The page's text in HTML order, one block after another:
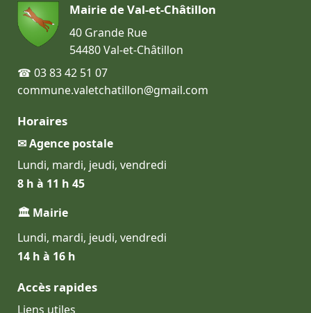
Mairie de Val-et-Châtillon
40 Grande Rue
54480 Val-et-Châtillon
☎ 03 83 42 51 07
commune.valetchatillon@gmail.com
Horaires
✉ Agence postale
Lundi, mardi, jeudi, vendredi
8 h à 11 h 45
🏛 Mairie
Lundi, mardi, jeudi, vendredi
14 h à 16 h
Accès rapides
Liens utiles